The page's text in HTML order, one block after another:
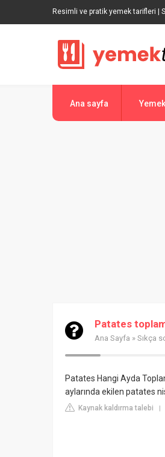
Resimli ve pratik yemek tarifleri |
Ana sayfa
Patates
Ana Sayfa » Sıkça
Patates Hangi Ayda
aylarında ekilen patates
Kaynak kaldırma talebi |